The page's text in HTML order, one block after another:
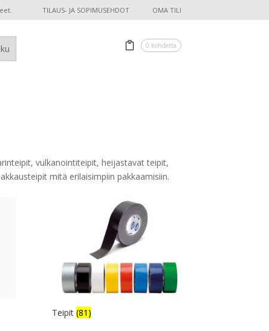
TILAUS- JA SOPIMUSEHDOT OMA TILI
0 kohdetta
vulkanointiteipit, heijastavat teipit,
mitä erilaisimpiin pakkaamisiin.
Teipit(81)